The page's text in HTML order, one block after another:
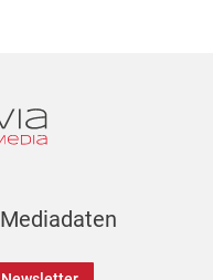
Mediadaten